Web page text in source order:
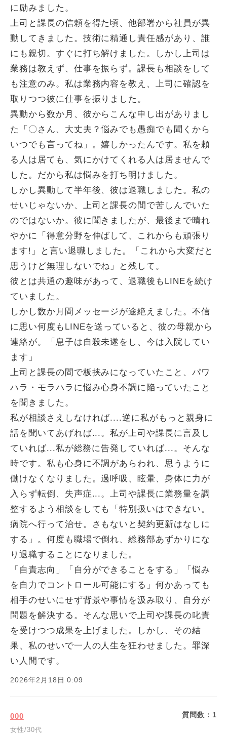
に励みました。
上司と課長の信頼を得た頃、他部署から社員が異
動してきました。技術に精通し責任感があり、誰
にも親切。すぐに打ち解けました。しかし上司は
業務は教えず、仕事を振らず。課長も相談をして
も注意のみ。私は業務内容を教え、上司に確認を
取りつつ彼に仕事を振りました。
異動から数か月、彼からこんな申し出がありまし
た「〇さん、大丈夫？悩みでも愚痴でも聞くから
いつでも言ってね」。嬉しかったんです。私を頼
る人は居ても、気にかけてくれる人は居ませんで
した。だから私は悩みを打ち明けました。
しかし異動して半年後、彼は退職しました。私の
せいじゃないか、上司と課長の間で苦しんでいた
のではないか。彼に聞きましたが、最後まで晴れ
やかに「得意分野を伸ばして、これからも頑張り
ます!」と言い退職しました。「これから大変だと
思うけど無理しないでね」と残して。
彼とは共通の趣味があって、退職後もLINEを続け
ていました。
しかし数か月間メッセージが途絶えました。不信
に思い何度もLINEを送っていると、彼の母親から
連絡が。「息子は自殺未遂をし、今は入院してい
ます」
上司と課長の間で板挟みになっていたこと、パワ
ハラ・モラハラに悩み心身不調に陥っていたこと
を聞きました。
私が相談さえしなければ....逆に私がもっと親身に
話を聞いてあげれば...。私が上司や課長に言及し
ていれば...私が総務に告発していれば...。そんな
時です。私も心身に不調があらわれ、思うように
働けなくなりました。過呼吸、眩暈、身体に力が
入らず転倒、失声症...。上司や課長に業務量を調
整するよう相談をしても「特別扱いはできない。
病院へ行って治せ。さもないと契約更新はなしに
する」。何度も職場で倒れ、総務部あずかりにな
り退職することになりました。
「自責志向」「自分ができることをする」「悩み
を自力でコントロール可能にする」何かあっても
相手のせいにせず背景や事情を汲み取り、自分が
問題を解決する。そんな思いで上司や課長の叱責
を受けつつ成果を上げました。しかし、その結
果、私のせいで一人の人生を狂わせました。罪深
い人間です。
2026年2月18日 0:09
000
女性/30代
質問数： 1